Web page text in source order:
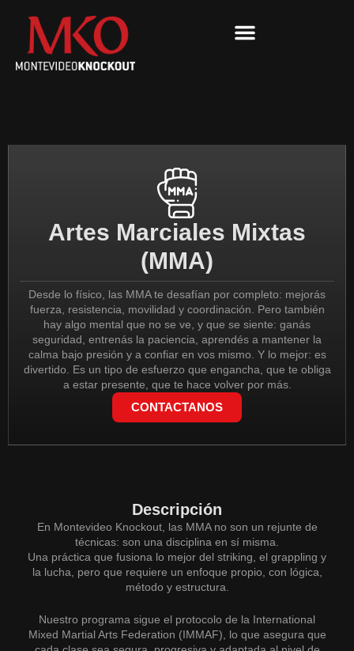
contenido
Artes Marciales Mixtas
(MMA)
Desde lo físico, las MMA te desafían por completo: mejorás
fuerza, resistencia, movilidad y coordinación. Pero también
hay algo mental que no se ve, y que se siente: ganás
seguridad, entrenás la paciencia, aprendés a mantener la
calma bajo presión y a confiar en vos mismo. Y lo mejor: es
divertido. Es un tipo de esfuerzo que engancha, que te obliga
a estar presente, que te hace volver por más.
CONTACTANOS
Descripción
En Montevideo Knockout, las MMA no son un rejunte de
técnicas: son una disciplina en sí misma.
Una práctica que fusiona lo mejor del striking, el grappling y
la lucha, pero que requiere un enfoque propio, con lógica,
método y estructura.
Nuestro programa sigue el protocolo de la International
Mixed Martial Arts Federation (IMMAF), lo que asegura que